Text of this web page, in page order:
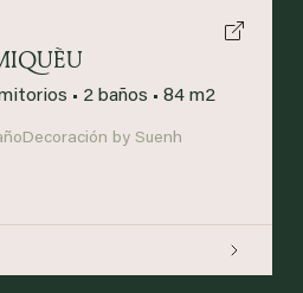
• 2 baños • 84 m2
Decoración by Suenh